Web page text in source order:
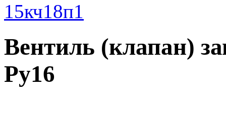
15кч18п1
Вентиль (клапан)
Ру16